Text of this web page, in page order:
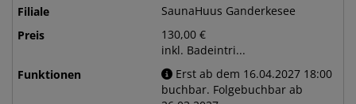
SaunaHuus Ganderkesee
130,00 €
inkl. Badeintri...
Erst ab dem 16.04.2027 18:00
buchbar. Folgebuchbar ab